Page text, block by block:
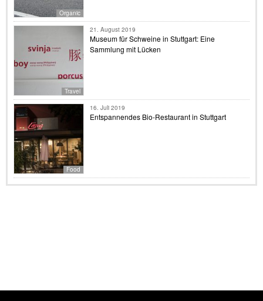
Organic
Travel
21. August 2019
Museum für Schweine in Stuttgart: Eine
Sammlung mit Lücken
Food
16. Juli 2019
Entspannendes Bio-Restaurant in Stuttgart